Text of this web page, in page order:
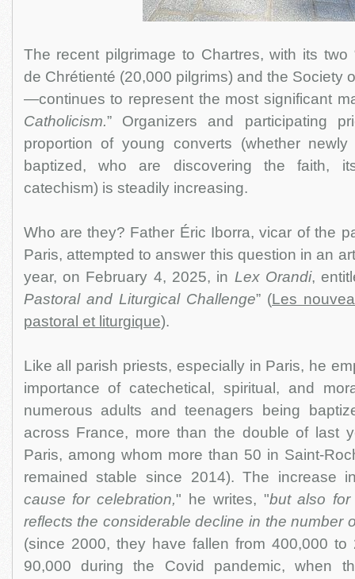
The recent pilgrimage to Chartres, with its two
de Chrétienté (20,000 pilgrims) and the Society
—continues to represent the most significant
Catholicism.” Organizers and participating
proportion of young converts (whether
baptized, who are discovering the faith,
catechism) is steadily increasing.
Who are they? Father Éric Iborra, vicar of the
Paris, attempted to answer this question in an
year, on February 4, 2025, in Lex Orandi,
Pastoral and Liturgical Challenge” (Les
pastoral et liturgique).
Like all parish priests, especially in Paris, he
importance of catechetical, spiritual, and
numerous adults and teenagers being
across France, more than the double of last
Paris, among whom more than 50 in Saint-
remained stable since 2014). The increase
cause for celebration," he writes, "but also
reflects the considerable decline in the number
(since 2000, they have fallen from 400,000 to
90,000 during the Covid pandemic, when